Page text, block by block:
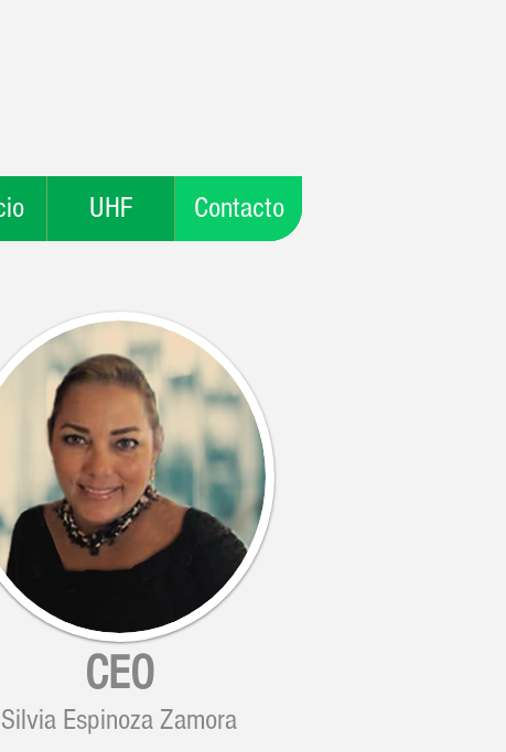
UHF Contacto
CEO
Silvia Espinoza Zamora